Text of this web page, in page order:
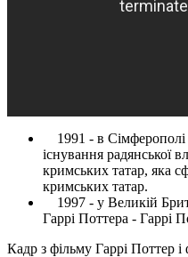
1991 - в Сімферополі
існування радянської
кримських татар, яка
кримських татар.
1997 - у Великій
Гаррі Поттера - Гаррі
Кадр з фільму Гаррі Поттер